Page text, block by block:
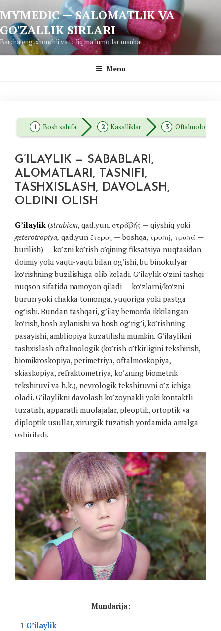
to
content
MYMEDIC — SALOMATLIK VA
GO'ZALLIK SIRLARI
Barcha eng ishonchli va to'liq ma'lumotlar manbai
Menu
Bosh sahifa Kasalliklar Oftalmologiya
G’ILAYLIK — SABABLARI,
ALOMATLARI, TASNIFI,
TASHXISLASH, DAVOLASH,
OLDINI OLISH
G’ilaylik (strabizm, qad.yun. στρᾰβής — qiyshiq yoki
geterotropiya, qad.yun ἕτερος — boshqa, τροπή, τροπά —
burilish) — ko’zni ko’rish o’qining fiksatsiya nuqtasidan
doimiy yoki vaqti-vaqti bilan og’ishi, bu binokulyar
ko’rishning buzilishiga olib keladi. G’ilaylik o’zini tashqi
nuqson sifatida namoyon qiladi — ko’zlarni/ko’zni
burun yoki chakka tomonga, yuqoriga yoki pastga
og’ishi. Bundan tashqari, g’ilay bemorda ikkilangan
ko’rish, bosh aylanishi va bosh og’rig’i, ko’rishning
pasayishi, ambliopiya kuzatilishi mumkin. G’ilaylikni
tashxislash oftalmologik (ko’rish o’tkirligini tekshirish,
biomikroskopiya, perimetriya, oftalmoskopiya,
skiaskopiya, refraktometriya, ko’zning biometrik
tekshiruvi va h.k.), nevrologik tekshiruvni o’z ichiga
oladi. G’ilaylikni davolash ko’zoynakli yoki kontaktli
tuzatish, apparatli muolajalar, pleoptik, ortoptik va
diploptik usullar, xirurgik tuzatish yordamida amalga
oshiriladi.
Mundarija:
1 G’ilaylik